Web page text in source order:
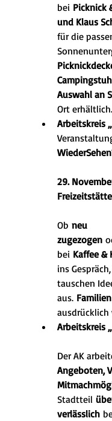
bei Picknick
und Klaus
für die
Auswahl an
Ort erhältlich.
Arbeitskreis
29.
Ob neu
zugezogen
bei Kaffee &
ins
tauschen
aus.
Arbeitskreis
Der AK
Angeboten,
Stadtteil
verlässlich